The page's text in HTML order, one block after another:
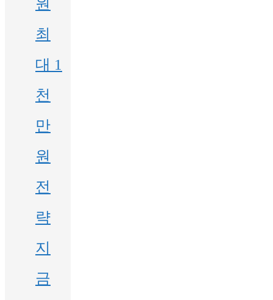
원
최
대 1
천
만
원
전
략
지
금